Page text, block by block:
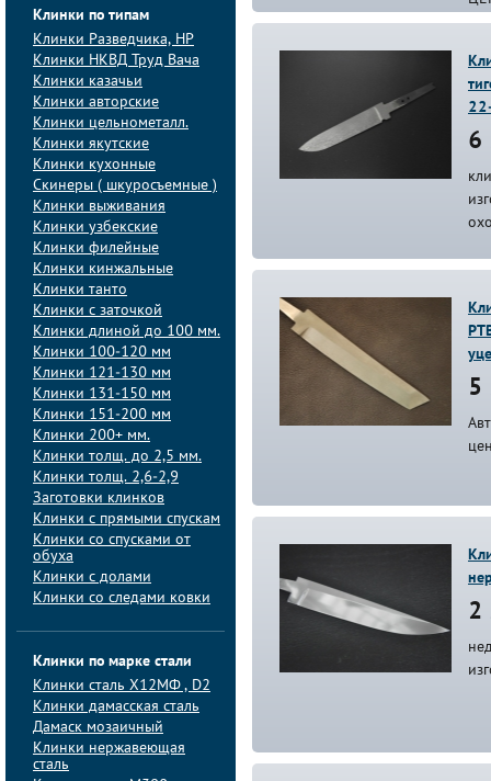
Клинки по типам
Клинки Pазведчика, НP
Клинки НКВД Труд Вача
Клинки казачьи
Клинки авторские
Клинки цельнометалл.
Клинки якутские
Клинки кухонные
Скинеры ( шкуросъемные )
Клинки выживания
Клинки узбекские
Клинки филейные
Клинки кинжальные
Клинки танто
Клинки с заточкой
Клинки длиной до 100 мм.
Клинки 100-120 мм
Клинки 121-130 мм
Клинки 131-150 мм
Клинки 151-200 мм
Клинки 200+ мм.
Клинки толщ. до 2,5 мм.
Клинки толщ. 2,6-2,9
Заготовки клинков
Клинки с прямыми спускам
Клинки со спусками от
обуха
Клинки с долами
Клинки со следами ковки
Клинки по марке стали
Клинки сталь Х12МФ , D2
Клинки дамасская сталь
Дамаск мозаичный
Клинки нержавеющая
сталь
6
5
2